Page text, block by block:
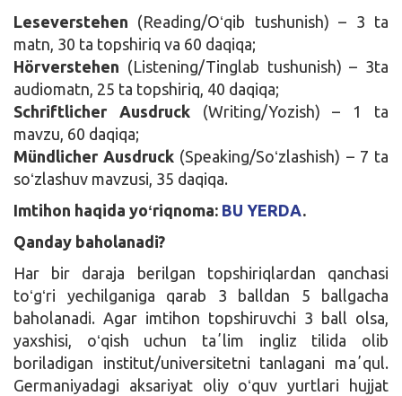
Leseverstehen (Reading/Oʻqib tushunish) – 3 ta
matn, 30 ta topshiriq va 60 daqiqa;
Hörverstehen (Listening/Tinglab tushunish) – 3ta
audiomatn, 25 ta topshiriq, 40 daqiqa;
Schriftlicher Ausdruck (Writing/Yozish) – 1 ta
mavzu, 60 daqiqa;
Mündlicher Ausdruck (Speaking/Soʻzlashish) – 7 ta
soʻzlashuv mavzusi, 35 daqiqa.
Imtihon haqida yoʻriqnoma: BU YERDA.
Qanday baholanadi?
Har bir daraja berilgan topshiriqlardan qanchasi
toʻgʻri yechilganiga qarab 3 balldan 5 ballgacha
baholanadi. Agar imtihon topshiruvchi 3 ball olsa,
yaxshisi, oʻqish uchun taʼlim ingliz tilida olib
boriladigan institut/universitetni tanlagani maʼqul.
Germaniyadagi aksariyat oliy oʻquv yurtlari hujjat